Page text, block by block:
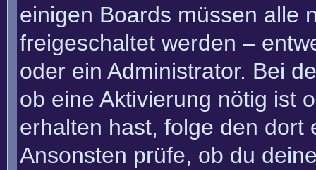
einigen Boards müssen alle
freigeschaltet werden –
oder ein Administrator. Bei
ob eine Aktivierung nötig ist
erhalten hast, folge den dort
Ansonsten prüfe, ob du